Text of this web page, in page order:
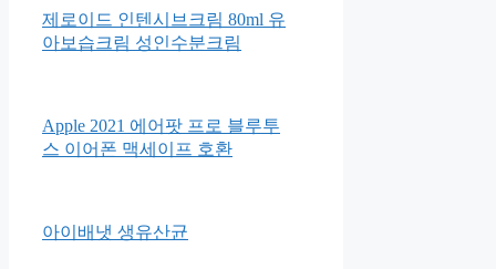
제로이드 인텐시브크림 80ml 유
아보습크림 성인수분크림
Apple 2021 에어팟 프로 블루투
스 이어폰 맥세이프 호환
아이배냇 생유산균